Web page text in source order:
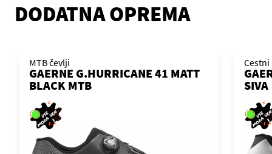
DODATNA OPREMA
MTB čevlji
GAERNE G.HURRICANE 41 MATT
BLACK MTB
SIVA